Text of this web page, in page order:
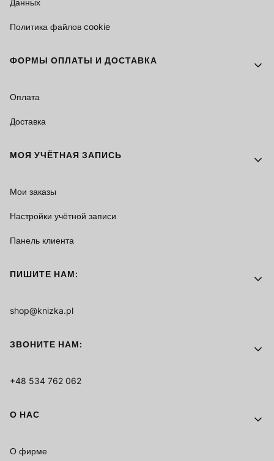
Данных
Политика файлов cookie
ФОРМЫ ОПЛАТЫ И ДОСТАВКА
Оплата
Доставка
МОЯ УЧЁТНАЯ ЗАПИСЬ
Мои заказы
Настройки учётной записи
Панель клиента
ПИШИТЕ НАМ:
shop@knizka.pl
ЗВОНИТЕ НАМ:
+48 534 762 062
О НАС
О фирме